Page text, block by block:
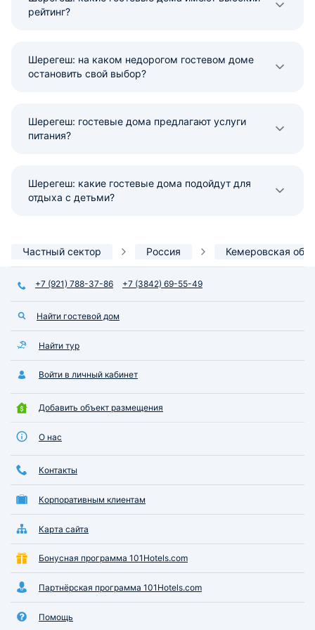
рейтинг?
Шерегеш: на каком недорогом гостевом доме
остановить свой выбор?
Шерегеш: гостевые дома предлагают услуги
питания?
Шерегеш: какие гостевые дома подойдут для
отдыха с детьми?
Частный сектор Россия Кемеровская
+7 (921) 788-37-86 +7 (3842) 69-55-49
Найти гостевой дом
Найти тур
Войти в личный кабинет
Добавить объект размещения
О нас
Контакты
Корпоративным клиентам
Карта сайта
Бонусная программа 101Hotels.com
Партнёрская программа 101Hotels.com
Помощь